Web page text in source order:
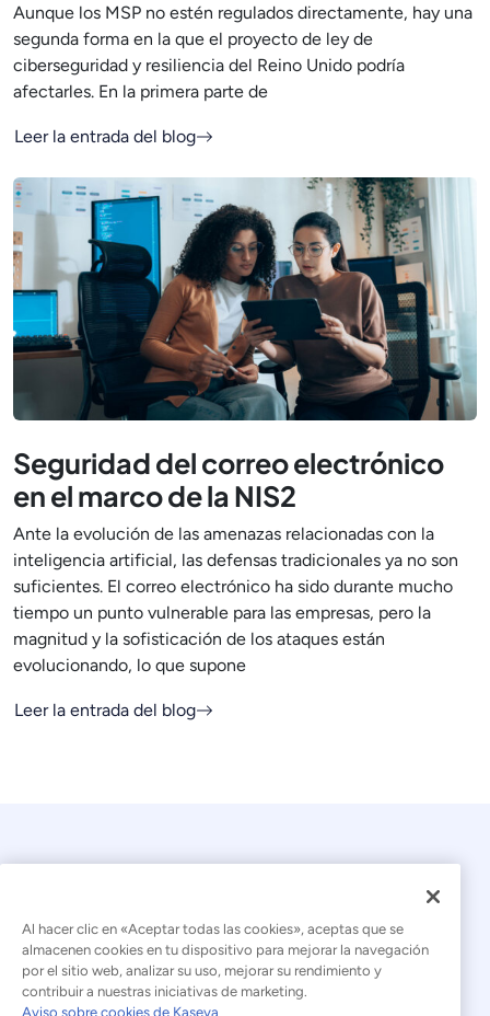
Aunque los MSP no estén regulados directamente, hay una
segunda forma en la que el proyecto de ley de
ciberseguridad y resiliencia del Reino Unido podría
afectarles. En la primera parte de
Leer la entrada del blog
Seguridad del correo electrónico
en el marco de la NIS2
Ante la evolución de las amenazas relacionadas con la
inteligencia artificial, las defensas tradicionales ya no son
suficientes. El correo electrónico ha sido durante mucho
tiempo un punto vulnerable para las empresas, pero la
magnitud y la sofisticación de los ataques están
evolucionando, lo que supone
Leer la entrada del blog
© 2026 Kaseya. Todos los derechos reservados.
Al hacer clic en «Aceptar todas las cookies», aceptas que se
almacenen cookies en tu dispositivo para mejorar la navegación
por el sitio web, analizar su uso, mejorar su rendimiento y
contribuir a nuestras iniciativas de marketing.
Aviso sobre cookies de Kaseya